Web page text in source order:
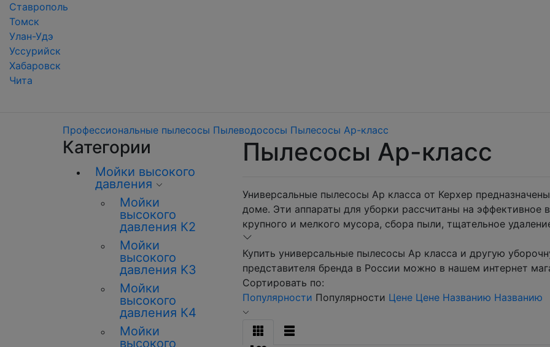
Ставрополь
Томск
Улан-Удэ
Уссурийск
Хабаровск
Чита
Профессиональные пылесосы Пылеводососы Пылесосы Ар-класс
Категории
Мойки высокого
давления
Мойки
высокого
давления К2
Мойки
высокого
давления K3
Мойки
высокого
давления К4
Мойки
высокого
Пылесосы Ар-класс
Универсальные пылесосы Ар класса от Керхер
доме. Эти аппараты для уборки рассчитаны на эффективное
крупного и мелкого мусора, сбора пыли, тщательное
Купить универсальные пылесосы Ар класса и другую
представителя бренда в России можно в нашем интернет
Сортировать по:
Популярности Популярности Цене Цене Названию Названию